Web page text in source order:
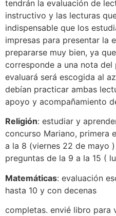
tendrán la evaluación de
instructivo y las lecturas
indispensable que los
impresas para presentar la
prepararse muy bien, ya
corresponde a una nota
evaluará será escogida al
debían practicar ambas
apoyo y acompañamiento
Religión: estudiar y
concurso Mariano, primera
a la 8 (viernes 22 de mayo
preguntas de la 9 a la 15 (
Matemáticas: evaluación
hasta 10 y con decenas
completas. envié libro para